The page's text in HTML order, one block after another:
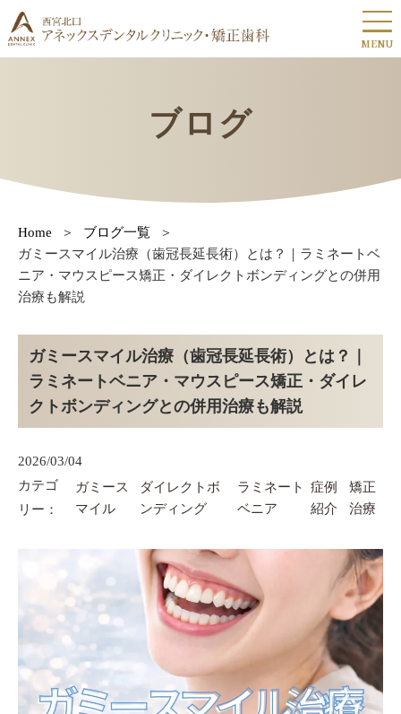
MENU
ブログ
Home
ブログ一覧
ガミースマイル治療（歯冠長延長術）とは？｜ラミネートベ
ニア・マウスピース矯正・ダイレクトボンディングとの併用
治療も解説
ガミースマイル治療（歯冠長延長術）とは？｜
ラミネートベニア・マウスピース矯正・ダイレ
クトボンディングとの併用治療も解説
2026/03/04
カテゴ
リー：
ガミース
マイル
ダイレクトボ
ンディング
ラミネート
ベニア
症例
紹介
矯正
治療